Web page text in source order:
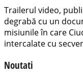
Trailerul video,
degrabă cu un
misiunile în care
intercalate cu
Noutati